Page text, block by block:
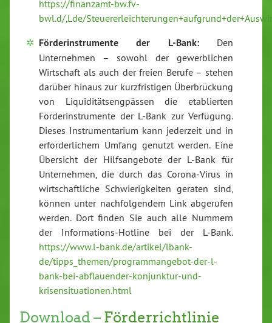
https://finanzamt-bw.fv-
bwl.d/,Lde/
Förderinstrumente der L-Bank:Den
Unternehmen – sowohl der gewerblichen
Wirtschaft als auch der freien Berufe – stehen
darüber hinaus zur kurzfristigen Überbrückung
von Liquiditätsengpässen die etablierten
Förderinstrumente der L-Bank zur Verfügung.
Dieses Instrumentarium kann jederzeit und in
erforderlichem Umfang genutzt werden. Eine
Übersicht der Hilfsangebote der L-Bank für
Unternehmen, die durch das Corona-Virus in
wirtschaftliche Schwierigkeiten geraten sind,
können unter nachfolgendem Link abgerufen
werden. Dort finden Sie auch alle Nummern
der Informations-Hotline bei der L-Bank.
https://www.l-bank.de/artikel/lbank-
de/tipps_themen/programmangebot-der-l-
bank-bei-abflauender-konjunktur-und-
krisensituationen.html
Download – Förderrichtlinie